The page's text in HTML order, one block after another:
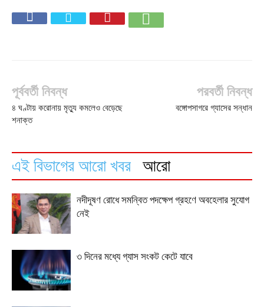
পূর্ববর্তী নিবন্ধ
৪ ঘণ্টায় করোনায় মৃত্যু কমলেও বেড়েছে
শনাক্ত
পরবর্তী নিবন্ধ
বঙ্গোপসাগরে গ্যাসের সন্ধান
এই বিভাগের আরো খবর আরো
নদীদূষণ রোধে সমন্বিত পদক্ষেপ গ্রহণে অবহেলার সুযোগ
নেই
৩ দিনের মধ্যে গ্যাস সংকট কেটে যাবে